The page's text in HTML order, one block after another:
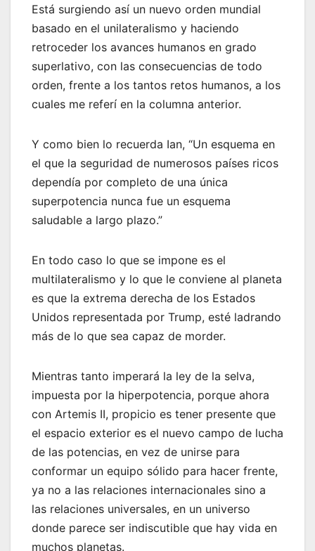
Está surgiendo así un nuevo orden mundial
basado en el unilateralismo y haciendo
retroceder los avances humanos en grado
superlativo, con las consecuencias de todo
orden, frente a los tantos retos humanos, a los
cuales me referí en la columna anterior.
Y como bien lo recuerda Ian, “Un esquema en
el que la seguridad de numerosos países ricos
dependía por completo de una única
superpotencia nunca fue un esquema
saludable a largo plazo.”
En todo caso lo que se impone es el
multilateralismo y lo que le conviene al planeta
es que la extrema derecha de los Estados
Unidos representada por Trump, esté ladrando
más de lo que sea capaz de morder.
Mientras tanto imperará la ley de la selva,
impuesta por la hiperpotencia, porque ahora
con Artemis II, propicio es tener presente que
el espacio exterior es el nuevo campo de lucha
de las potencias, en vez de unirse para
conformar un equipo sólido para hacer frente,
ya no a las relaciones internacionales sino a
las relaciones universales, en un universo
donde parece ser indiscutible que hay vida en
muchos planetas.